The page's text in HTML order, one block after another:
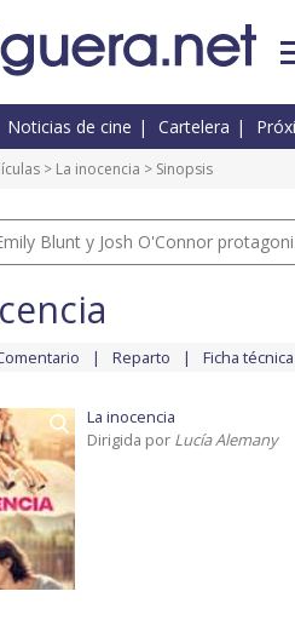
Noticias de cine Cartelera
> La inocencia > Sinopsis
Blunt y Josh O'Connor
Reparto Ficha técnica
La inocencia
Dirigida por Lucía Alemany